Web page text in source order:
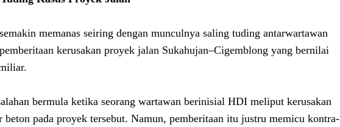
memanas seiring dengan munculnya saling tuding antarwartawan
kerusakan proyek jalan Sukahujan–Cigemblong yang bernilai
bermula ketika seorang wartawan berinisial HDI meliput kerusakan
beton pada proyek tersebut. Namun, pemberitaan itu justru memicu kontra-